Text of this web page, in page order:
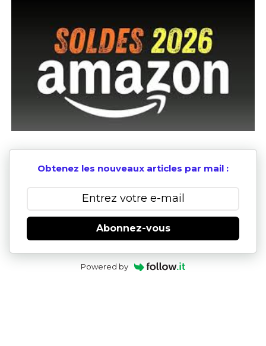
Obtenez les nouveaux articles par mail :
Abonnez-vous
Powered by